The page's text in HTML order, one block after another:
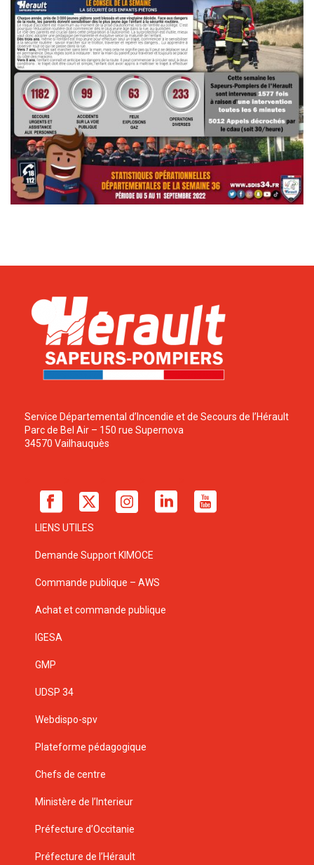
Service Départemental d’Incendie et de Secours de l’Hérault
Parc de Bel Air – 150 rue Supernova
34570 Vailhauquès
LIENS UTILES
Demande Support KIMOCE
Commande publique – AWS
Achat et commande publique
IGESA
GMP
UDSP 34
Webdispo-spv
Plateforme pédagogique
Chefs de centre
Ministère de l’Interieur
Préfecture d’Occitanie
Préfecture de l’Hérault